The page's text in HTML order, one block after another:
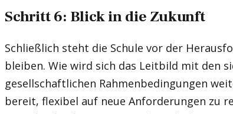
Schritt 6: Blick in die Zukunft
Schließlich steht die Schule vor der
bleiben. Wie wird sich das Leitbild mit den
gesellschaftlichen Rahmenbedingungen
bereit, flexibel auf neue Anforderungen zu